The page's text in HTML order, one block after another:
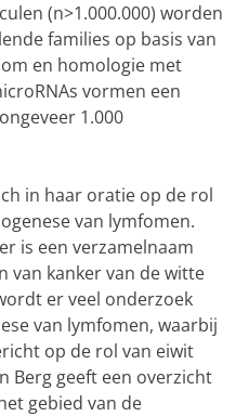
(n>1.000.000) worden
families op basis van
en homologie met
vormen een
1.000
in haar oratie op de rol
van lymfomen.
is een verzamelnaam
van kanker van de witte
er veel onderzoek
van lymfomen, waarbij
op de rol van eiwit
Berg geeft een overzicht
gebied van de